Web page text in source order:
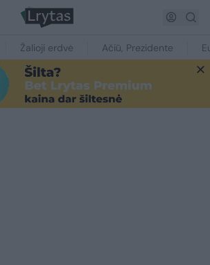
Žalioji erdvė Ačiū, Prezidente